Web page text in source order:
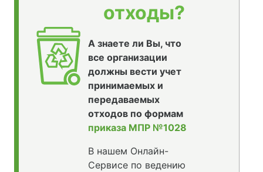
отходы?
А знаете ли Вы, что
все организации
должны вести учет
принимаемых и
передаваемых
отходов по формам
приказа МПР №1028
В нашем Онлайн-
Сервисе по ведению